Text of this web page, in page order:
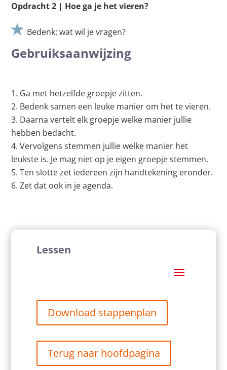
Opdracht 2 | Hoe ga je het vieren?
Bedenk: wat wil je vragen?
Gebruiksaanwijzing
Ga met hetzelfde groepje zitten.
Bedenk samen een leuke manier om het te vieren.
Daarna vertelt elk groepje welke manier jullie
hebben bedacht.
Vervolgens stemmen jullie welke manier het
leukste is. Je mag niet op je eigen groepje stemmen.
Ten slotte zet iedereen zijn handtekening eronder.
Zet dat ook in je agenda.
Lessen
Download stappenplan
Terug naar hoofdpagina